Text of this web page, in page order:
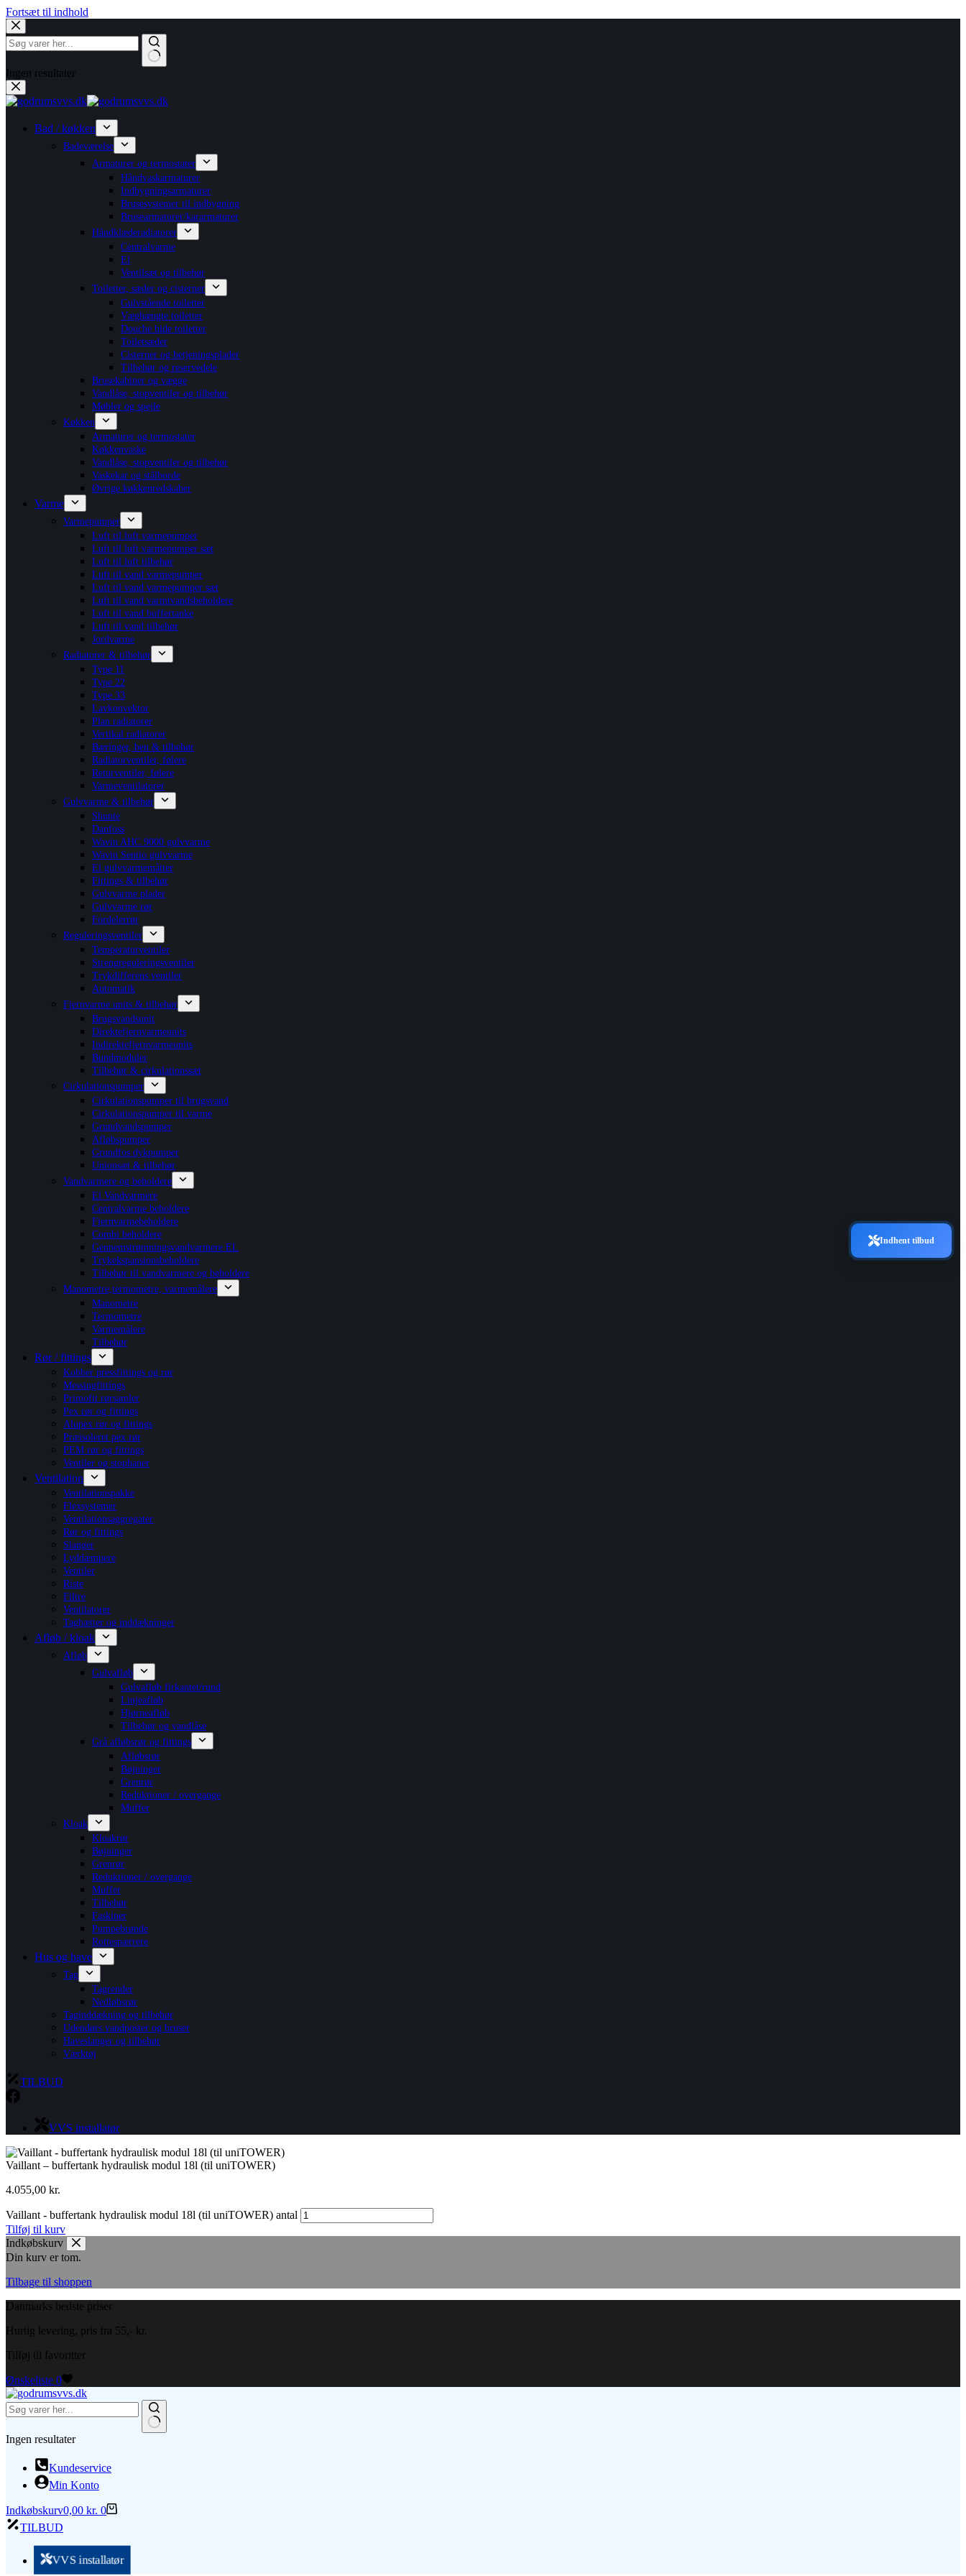
Fortsæt til indhold
Ingen resultater
Bad / køkken
Badeværelse
Armaturer og termostater
Håndvaskarmaturer
Indbygningsarmaturer
Brusesystemer til indbygning
Brusearmaturer/kararmaturer
Håndklæderadiatorer
Centralvarme
El
Ventilsæt og tilbehør
Toiletter, sæder og cisterner
Gulvstående toiletter
Væghængte toiletter
Douche bide toiletter
Toiletsæder
Cisterner og betjeningsplader
Tilbehør og reservedele
Brusekabiner og vægge
Vandlåse, stopventiler og tilbehør
Møbler og spejle
Køkken
Armaturer og termostater
Køkkenvaske
Vandlåse, stopventiler og tilbehør
Vaskekar og stålborde
Øvrige køkkenredskaber
Varme
Varmepumper
Luft til luft varmepumper
Luft til luft varmepumper sæt
Luft til luft tilbehør
Luft til vand varmepumper
Luft til vand varmepumper sæt
Luft til vand varmtvandsbeholdere
Luft til vand buffertanke
Luft til vand tilbehør
Jordvarme
Radiatorer & tilbehør
Type 11
Type 22
Type 33
Lavkonvektor
Plan radiatorer
Vertikal radiatorer
Bæringer, ben & tilbehør
Radiatorventiler, følere
Returventiler, følere
Varmeventilatorer
Gulvvarme & tilbehør
Shunte
Danfoss
Wavin AHC 9000 gulvvarme
Wavin Sentio gulvvarme
El gulvvarmemåtter
Fittings & tilbehør
Gulvvarme plader
Gulvvarme rør
Fordelerrør
Reguleringsventiler
Temperaturventiler
Strengreguleringsventiler
Trykdifferens ventiler
Automatik
Fjernvarme units & tilbehør
Brugsvandsunit
Direktefjernvarmeunits
Indirektefjernvarmeunits
Bundmoduler
Tilbehør & cirkulationssæt
Cirkulationspumper
Cirkulationspumper til brugsvand
Cirkulationspumper til varme
Grundvandspumper
Afløbspumper
Grundfos dykpumper
Unionsæt & tilbehør
Vandvarmere og beholdere
El Vandvarmere
Centralvarme beholdere
Fjernvarmebeholdere
Combi beholdere
Gennemstrømningsvandvarmere EL
Trykekspansionsbeholdere
Tilbehør til vandvarmere og beholdere
Manometre,termometre, varmemålere
Manometre
Termometre
Varmemålere
Tilbehør
Rør / fittings
Kobber pressfittings og rør
Messingfittings
Primofit rørsamler
Pex rør og fittings
Alupex rør og fittings
Præisoleret pex rør
PEM rør og fittings
Ventiler og stophaner
Ventilation
Ventilationspakke
Flexsystemer
Ventilationsaggregater
Rør og fittings
Slanger
Lyddæmpere
Ventiler
Riste
Filtre
Ventilatorer
Taghætter og inddækninger
Afløb / kloak
Afløb
Gulvafløb
Gulvafløb firkantet/rund
Linjeafløb
Hjørneafløb
Tilbehør og vandlåse
Grå afløbsrør og fittings
Afløbsrør
Bøjninger
Grenrør
Reduktioner / overgange
Muffer
Kloak
Kloakrør
Bøjninger
Grenrør
Reduktioner / overgange
Muffer
Tilbehør
Faskiner
Pumpebrønde
Rottespærrere
Hus og have
Tag
Tagrender
Nedløbsrør
Taginddækning og tilbehør
Udendørs vandposter og bruser
Haveslanger og tilbehør
Værktøj
TILBUD
VVS installatør
Vaillant – buffertank hydraulisk modul 18l (til uniTOWER)
4.055,00 kr.
Vaillant - buffertank hydraulisk modul 18l (til uniTOWER) antal
Tilføj til kurv
Indkøbskurv
Din kurv er tom.
Tilbage til shoppen
Danmarks bedste priser
Hurtig levering, pris fra 55,- kr.
Tilføj til favoritter
Ønskeliste 0
Ingen resultater
Kundeservice
Min Konto
Indkøbskurv0,00 kr. 0
TILBUD
VVS installatør
Indhent tilbud